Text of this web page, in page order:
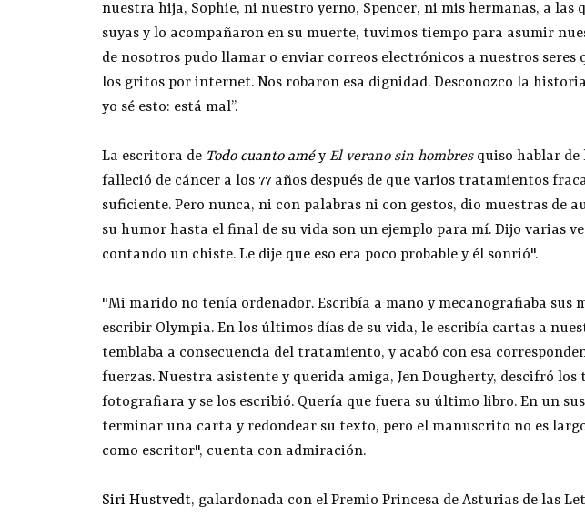
nuestra hija, Sophie, ni nuestro yerno, Spencer, ni mis hermanas, a las
suyas y lo acompañaron en su muerte, tuvimos tiempo para asumir
de nosotros pudo llamar o enviar correos electrónicos a nuestros seres
los gritos por internet. Nos robaron esa dignidad. Desconozco la
yo sé esto: está mal”.
La escritora de Todo cuanto améy El verano sin hombresquiso hablar de
falleció de cáncer a los 77 años después de que varios tratamientos
suficiente. Pero nunca, ni con palabras ni con gestos, dio muestras de
su humor hasta el final de su vida son un ejemplo para mí. Dijo varias
contando un chiste. Le dije que eso era poco probable y él sonrió".
"Mi marido no tenía ordenador. Escribía a mano y mecanografiaba sus
escribir Olympia. En los últimos días de su vida, le escribía cartas a
temblaba a consecuencia del tratamiento, y acabó con esa
fuerzas. Nuestra asistente y querida amiga, Jen Dougherty, descifró los
fotografiara y se los escribió. Quería que fuera su último libro. En un
terminar una carta y redondear su texto, pero el manuscrito no es
como escritor", cuenta con admiración.
Siri Hustvedt, galardonada con el Premio Princesa de Asturias de las